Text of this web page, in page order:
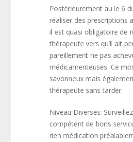
Postérieurement au le 6
réaliser des prescriptions
il est quasi obligatoire de
thérapeute vers qu’il ait
pareillement ne pas
médicamenteuses. Ce
savonneux mais
thérapeute sans tarder.
Niveau Diverses:
compétent de bons
rien médication